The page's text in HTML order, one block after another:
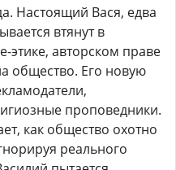
Настоящий Вася, едва
втянут в
этике, авторском праве
общество. Его новую
проповедники.
как общество охотно
реального